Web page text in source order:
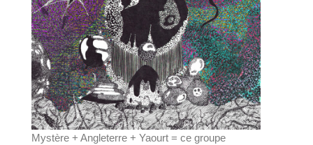
Mystère + Angleterre + Yaourt = ce groupe